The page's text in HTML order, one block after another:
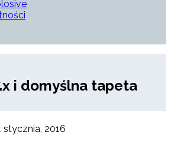
i domyślna tapeta
stycznia, 2016